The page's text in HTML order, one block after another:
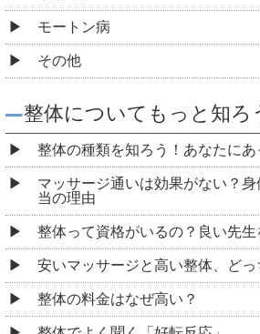
モートン病
その他
整体についてもっと知ろ
整体の種類を知ろう！あなたにあ
マッサージ通いは効果がない？
当の理由
整体って資格がいるの？良い先
安いマッサージと高い整体、どっ
整体の料金はなぜ高い？